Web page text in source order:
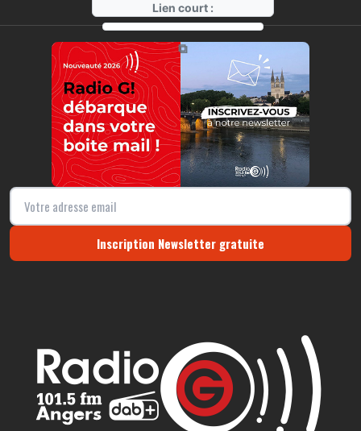
Lien court :
https://radio-g.fr?12393
⧉
Inscription Newsletter gratuite